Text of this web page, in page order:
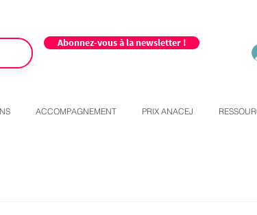
Abonnez-vous à la newsletter !
ACCOMPAGNEMENT PRIX ANACEJ